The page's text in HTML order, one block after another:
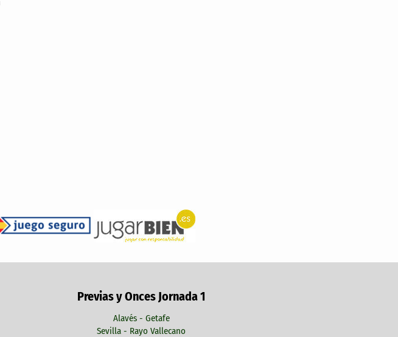
Previas y Onces Jornada 1
Alavés - Getafe
Sevilla - Rayo Vallecano